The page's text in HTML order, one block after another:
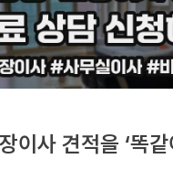
이사 견적을 ‘똑